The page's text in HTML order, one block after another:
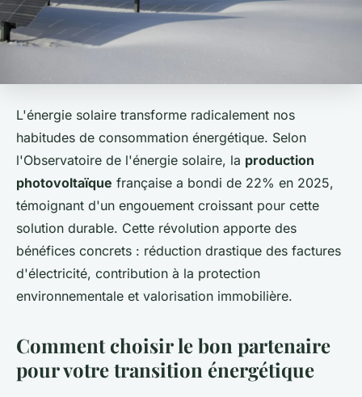
L'énergie solaire transforme radicalement nos
habitudes de consommation énergétique. Selon
l'Observatoire de l'énergie solaire, la production
photovoltaïque française a bondi de 22% en 2025,
témoignant d'un engouement croissant pour cette
solution durable. Cette révolution apporte des
bénéfices concrets : réduction drastique des factures
d'électricité, contribution à la protection
environnementale et valorisation immobilière.
Comment choisir le bon partenaire
pour votre transition énergétique